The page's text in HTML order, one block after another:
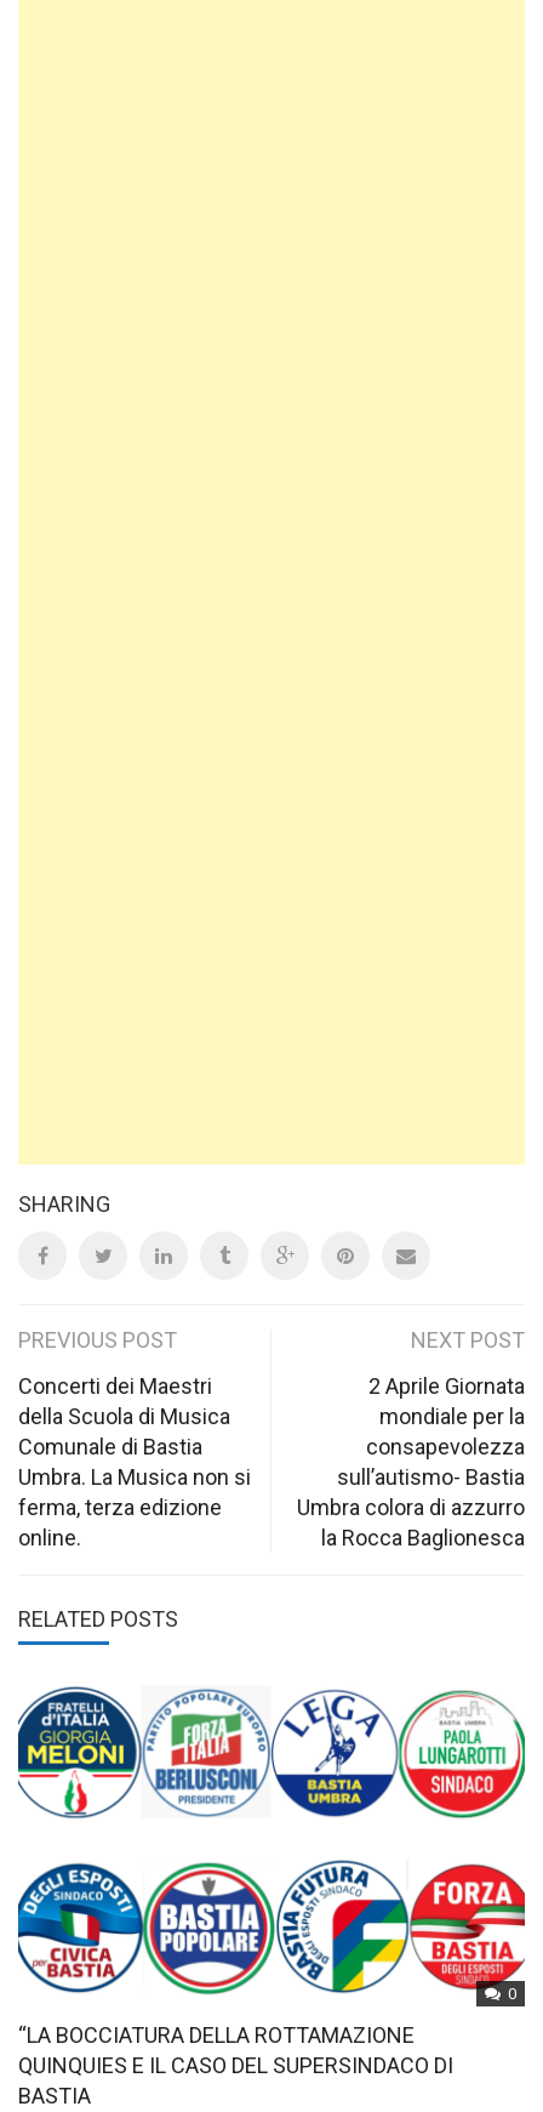
SHARING
Post
navigation
PREVIOUS POST
Concerti dei Maestri
della Scuola di Musica
Comunale di Bastia
Umbra. La Musica non si
ferma, terza edizione
online.
NEXT POST
2 Aprile Giornata
mondiale per la
consapevolezza
sull’autismo- Bastia
Umbra colora di azzurro
la Rocca Baglionesca
RELATED POSTS
0
“LA BOCCIATURA DELLA ROTTAMAZIONE
QUINQUIES E IL CASO DEL SUPERSINDACO DI
BASTIA